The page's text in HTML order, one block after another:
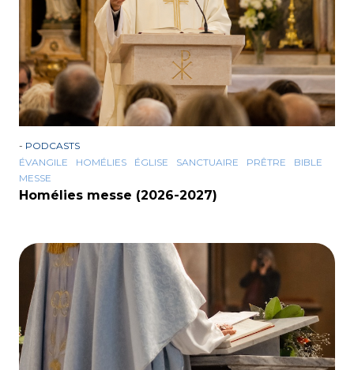
- PODCASTS
ÉVANGILE
HOMÉLIES ÉGLISE SANCTUAIRE PRÊTRE
BIBLE
MESSE
Homélies messe (2026-2027)